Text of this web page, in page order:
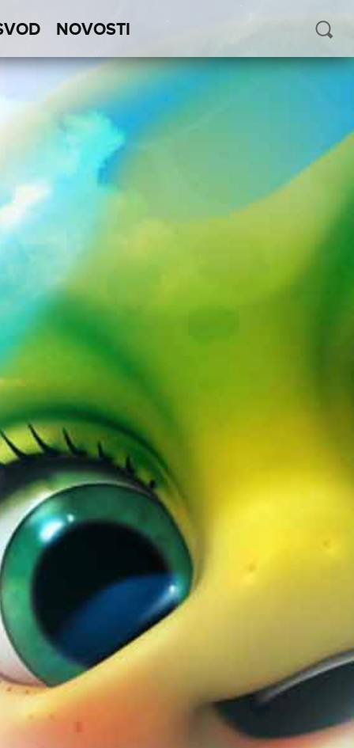
NOVOSTI